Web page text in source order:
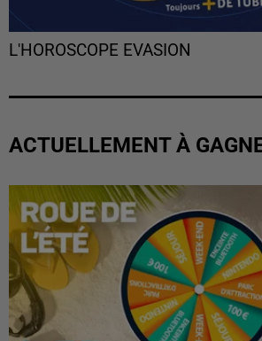
L'HOROSCOPE EVASION
ACTUELLEMENT À